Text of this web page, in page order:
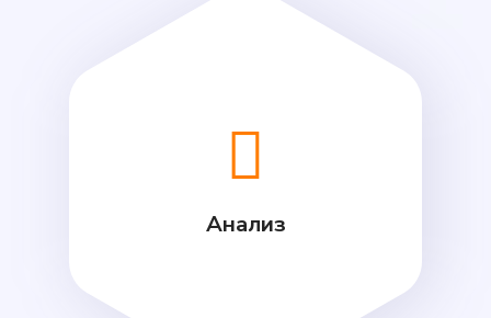
Анализ